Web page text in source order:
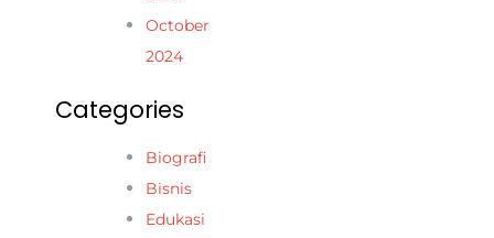
October
2024
Categories
Biografi
Bisnis
Edukasi